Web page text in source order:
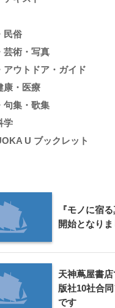
民俗
芸術・写真
アウトドア・ガイド
康・医療
句集・歌集
学
U ブックレット
『モノに宿
開始となりま
天神蔦屋書
版社10社合
です